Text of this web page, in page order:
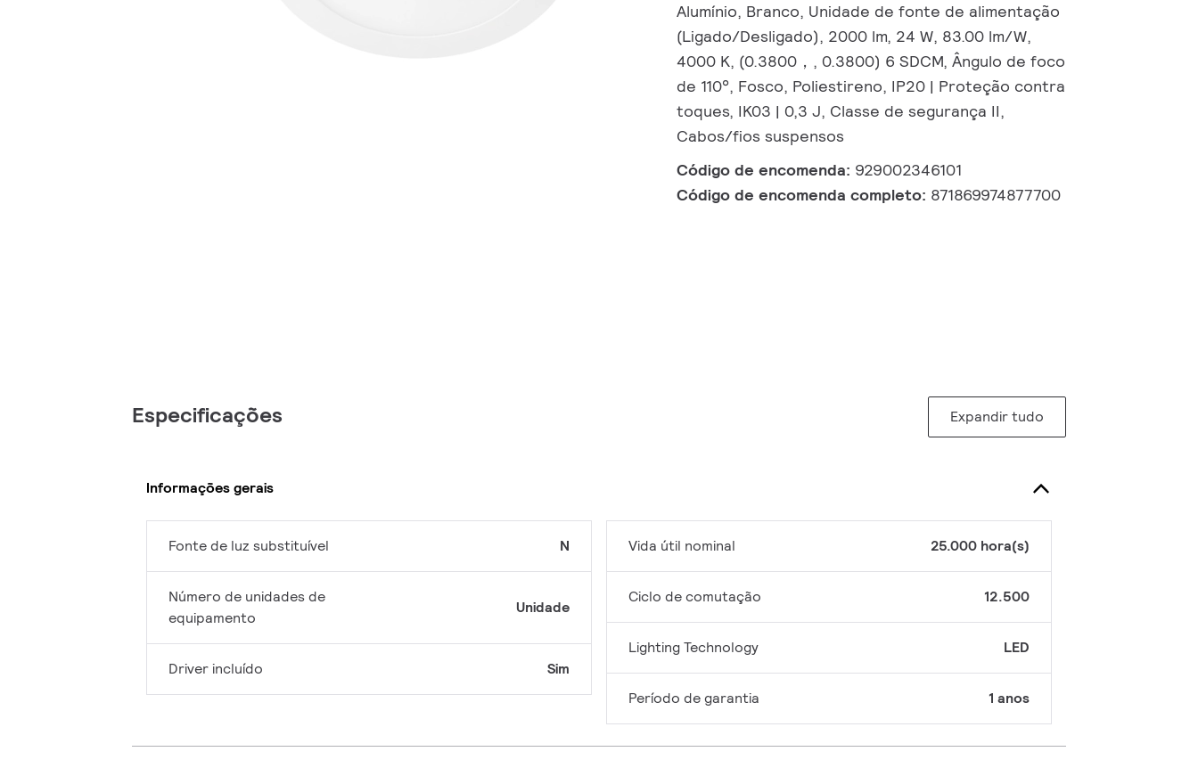
Alumínio, Branco, Unidade de fonte de alimentação
(Ligado/Desligado), 2000 lm, 24 W, 83.00 lm/W,
4000 K, (0.3800，, 0.3800) 6 SDCM, Ângulo de foco
de 110°, Fosco, Poliestireno, IP20 | Proteção contra
toques, IK03 | 0,3 J, Classe de segurança II,
Cabos/fios suspensos
Código de encomenda: 929002346101
Código de encomenda completo: 871869974877700
Especificações Expandir tudo
Informações gerais
Fonte de luz substituível N
Número de unidades de
equipamento
Unidade
Driver incluído Sim
Vida útil nominal 25.000 hora(s)
Ciclo de comutação 12.500
Lighting Technology LED
Período de garantia 1 anos